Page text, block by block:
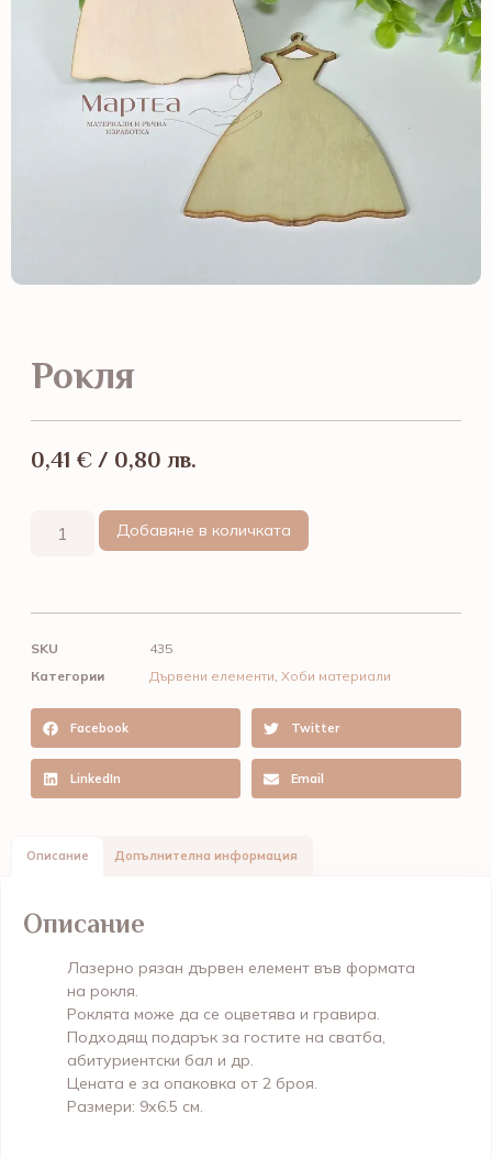
Рокля
0,41 € / 0,80 лв.
Добавяне в количката
SKU
435
Категории
Дървени елементи, Хоби материали
Facebook Twitter
LinkedIn Email
Описание Допълнителна информация
Описание
Лазерно рязан дървен елемент във формата
на рокля.
Роклята може да се оцветява и гравира.
Подходящ подарък за гостите на сватба,
абитуриентски бал и др.
Цената е за опаковка от 2 броя.
Размери: 9х6.5 см.